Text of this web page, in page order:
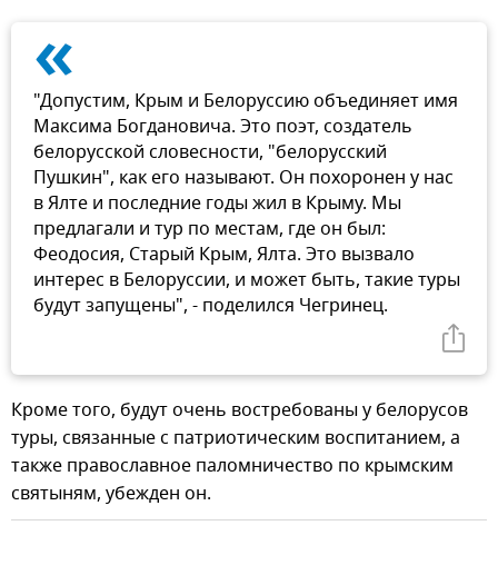
«
"Допустим, Крым и Белоруссию объединяет имя
Максима Богдановича. Это поэт, создатель
белорусской словесности, "белорусский
Пушкин", как его называют. Он похоронен у нас
в Ялте и последние годы жил в Крыму. Мы
предлагали и тур по местам, где он был:
Феодосия, Старый Крым, Ялта. Это вызвало
интерес в Белоруссии, и может быть, такие туры
будут запущены", - поделился Чегринец.
Кроме того, будут очень востребованы у белорусов
туры, связанные с патриотическим воспитанием, а
также православное паломничество по крымским
святыням, убежден он.